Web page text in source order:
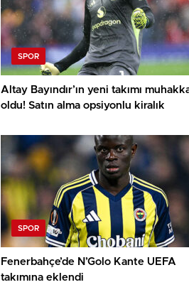
SPOR
Altay Bayındır’ın yeni takımı
oldu! Satın alma opsiyonlu kiralık
SPOR
Fenerbahçe’de N’Golo Kante UEFA
takımına eklendi